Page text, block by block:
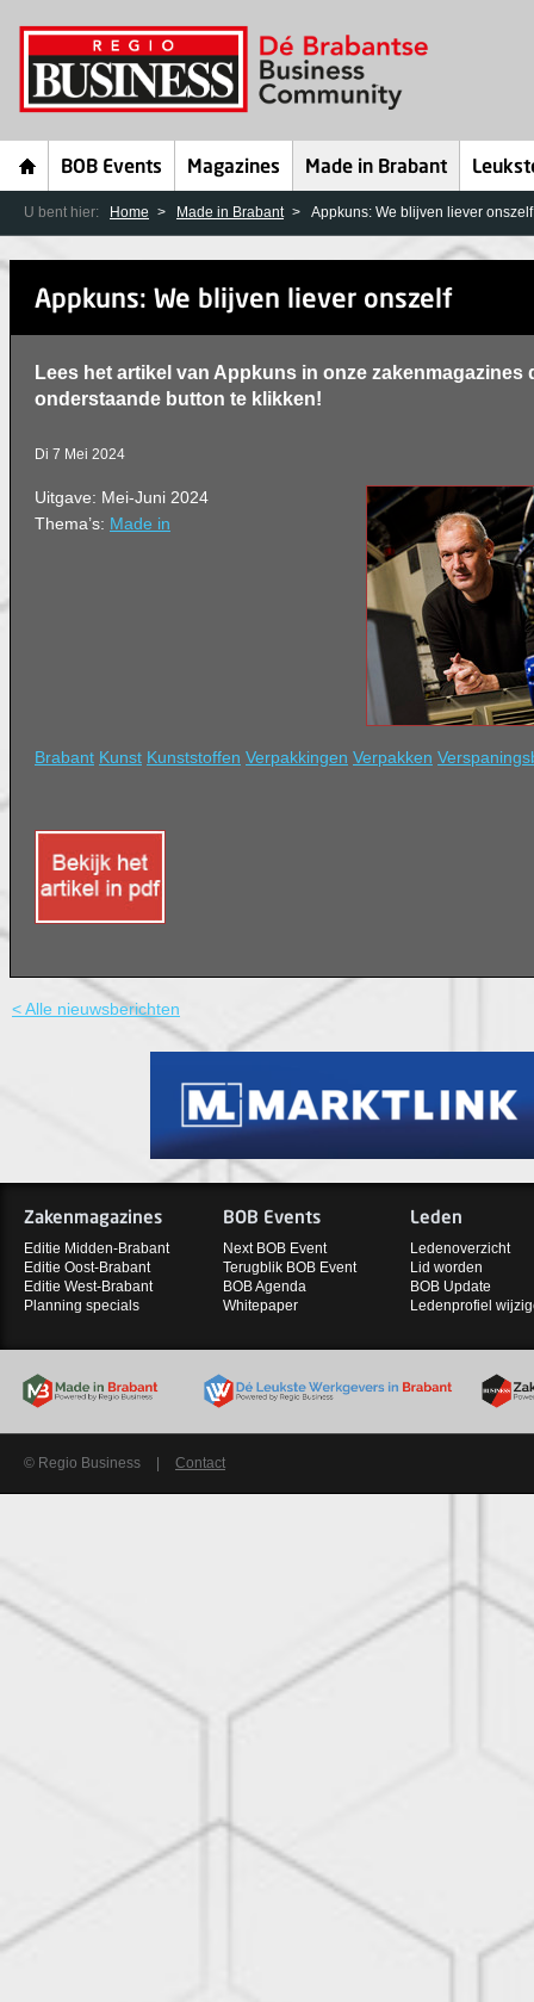
BOB Events Magazines Made in Brabant
U bent hier: Home Made in Brabant Appkuns: We blijven liever onszelf
Appkuns: We blijven liever onszelf
Lees het artikel van Appkuns in onze zakenmagazines
onderstaande button te klikken!
Di 7 Mei 2024
Uitgave: Mei-Juni 2024
Thema’s: Made in
Brabant Kunst Kunststoffen Verpakkingen Verpakken
< Alle nieuwsberichten
Zakenmagazines
Editie Midden-Brabant
Editie Oost-Brabant
Editie West-Brabant
Planning specials
BOB Events
Next BOB Event
Terugblik BOB Event
BOB Agenda
Whitepaper
Leden
Ledenoverzicht
Lid worden
BOB Update
Ledenprofiel
© Regio Business Contact